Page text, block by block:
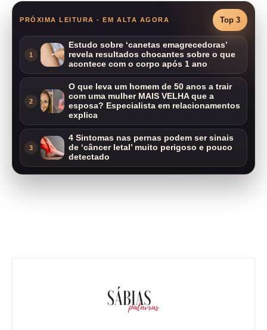
PRÓXIMA LEITURA - EM ALTA AGORA Top 3
1
Estudo sobre ‘canetas emagrecedoras’
revela resultados chocantes sobre o que
acontece com o corpo após 1 ano
2
O que leva um homem de 50 anos a trair
com uma mulher MAIS VELHA que a
esposa? Especialista em relacionamentos
explica
3
4 Sintomas nas pernas podem ser sinais
de ‘câncer letal’ muito perigoso e pouco
detectado